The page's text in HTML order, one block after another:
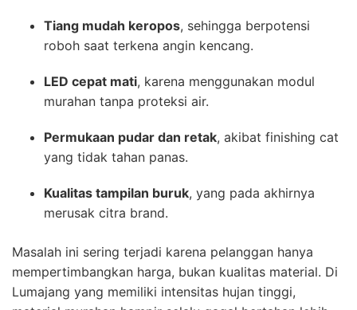
Tiang mudah keropos, sehingga berpotensi
roboh saat terkena angin kencang.
LED cepat mati, karena menggunakan modul
murahan tanpa proteksi air.
Permukaan pudar dan retak, akibat finishing cat
yang tidak tahan panas.
Kualitas tampilan buruk, yang pada akhirnya
merusak citra brand.
Masalah ini sering terjadi karena pelanggan hanya
mempertimbangkan harga, bukan kualitas material. Di
Lumajang yang memiliki intensitas hujan tinggi,